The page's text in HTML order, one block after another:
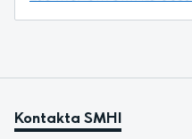
Kontakta SMHI